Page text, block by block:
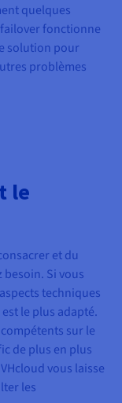
quelques
fonctionne
solution pour
problèmes
le
et du
Si vous
techniques
le plus adapté.
sur le
de plus en plus
vous laisse
les